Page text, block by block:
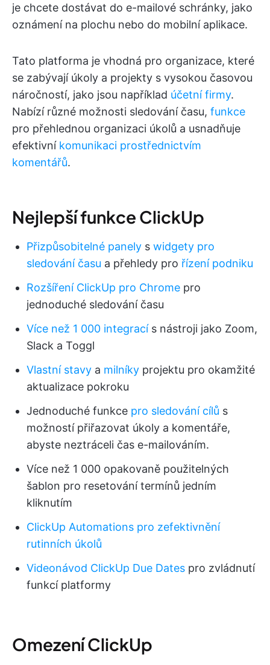
je chcete dostávat do e-mailové schránky, jako
oznámení na plochu nebo do mobilní aplikace.
Tato platforma je vhodná pro organizace, které
se zabývají úkoly a projekty s vysokou časovou
náročností, jako jsou například účetní firmy.
Nabízí různé možnosti sledování času, funkce
pro přehlednou organizaci úkolů a usnadňuje
efektivní komunikaci prostřednictvím
komentářů.
Nejlepší funkce ClickUp
Přizpůsobitelné panely s widgety pro
sledování času a přehledy pro řízení podniku
Rozšíření ClickUp pro Chrome pro
jednoduché sledování času
Více než 1 000 integracís nástroji jako Zoom,
Slack a Toggl
Vlastní stavy a milníky projektu pro okamžité
aktualizace pokroku
Jednoduché funkce pro sledování cílů s
možností přiřazovat úkoly a komentáře,
abyste neztráceli čas e-mailováním.
Více než 1 000 opakovaně použitelných
šablon pro resetování termínů jedním
kliknutím
ClickUp Automations pro zefektivnění
rutinních úkolů
Videonávod ClickUp Due Dates pro zvládnutí
funkcí platformy
Omezení ClickUp